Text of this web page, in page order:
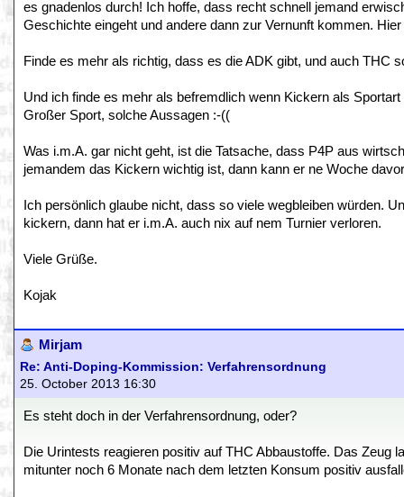
es gnadenlos durch! Ich hoffe, dass recht schnell jemand
Geschichte eingeht und andere dann zur Vernunft kommen.
Finde es mehr als richtig, dass es die ADK gibt, und auch THC
Und ich finde es mehr als befremdlich wenn Kickern als
Großer Sport, solche Aussagen :-((
Was i.m.A. gar nicht geht, ist die Tatsache, dass P4P aus
jemandem das Kickern wichtig ist, dann kann er ne Woche
Ich persönlich glaube nicht, dass so viele wegbleiben würden.
kickern, dann hat er i.m.A. auch nix auf nem Turnier verloren.
Viele Grüße.
Kojak
Mirjam
Re: Anti-Doping-Kommission: Verfahrensordnung
25. October 2013 16:30
Es steht doch in der Verfahrensordnung, oder?
Die Urintests reagieren positiv auf THC Abbaustoffe. Das Zeug
mitunter noch 6 Monate nach dem letzten Konsum positiv